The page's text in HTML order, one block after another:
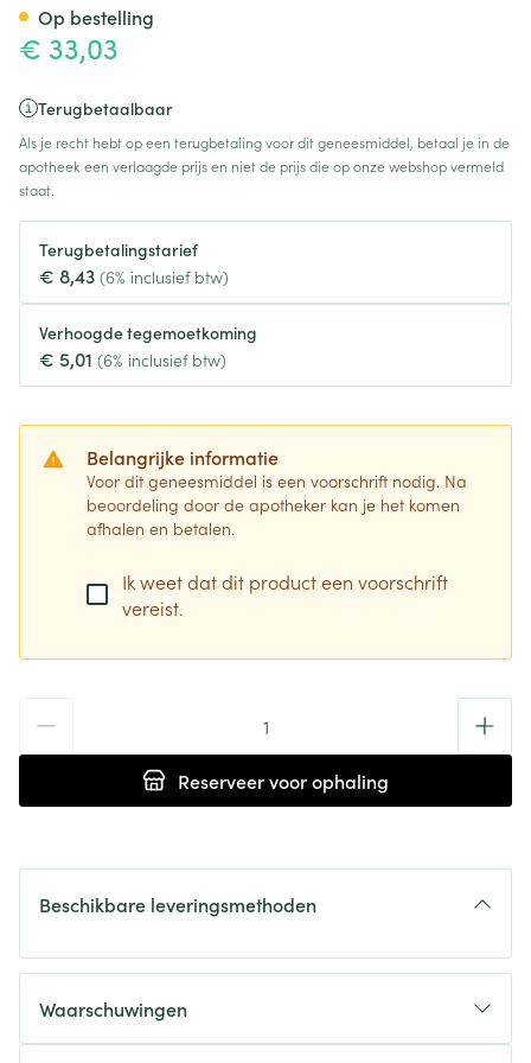
€ 33,03
Terugbetaalbaar
Als je recht hebt op een terugbetaling voor dit geneesmiddel, betaal je in de
apotheek een verlaagde prijs en niet de prijs die op onze webshop vermeld
staat.
Terugbetalingstarief
€ 8,43 (6% inclusief btw)
Verhoogde tegemoetkoming
€ 5,01 (6% inclusief btw)
Belangrijke informatie
Voor dit geneesmiddel is een voorschrift nodig. Na
beoordeling door de apotheker kan je het komen
afhalen en betalen.
Ik weet dat dit product een voorschrift
vereist.
Reserveervoor ophaling
Op bestelling
Beschikbare leveringsmethoden
Waarschuwingen
Wanneer mag u dit medicijn niet gebruiken of moet